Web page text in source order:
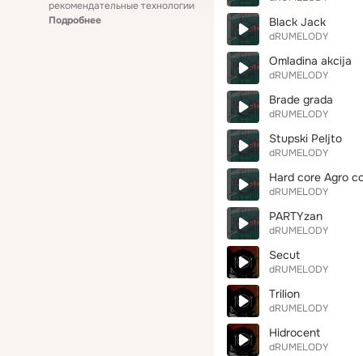
рекомендательные технологии
Подробнее
Black Jack
dRUMELODY
Omladina akcija
dRUMELODY
Brade grada
dRUMELODY
Stupski Peljto
dRUMELODY
Hard core Agro
dRUMELODY
PARTYzan
dRUMELODY
Secut
dRUMELODY
Trilion
dRUMELODY
Hidrocent
dRUMELODY